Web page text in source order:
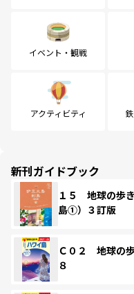
イベント・観戦
アクティビティ
新刊ガイドブック
１５ 地球の歩
島①）３訂版
Ｃ０２ 地球の
８